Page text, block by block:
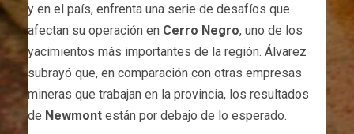
y en el país, enfrenta una serie de desafíos que
afectan su operación en Cerro Negro, uno de los
yacimientos más importantes de la región. Álvarez
subrayó que, en comparación con otras empresas
mineras que trabajan en la provincia, los resultados
de Newmont están por debajo de lo esperado.